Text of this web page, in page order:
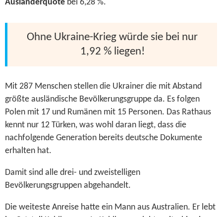
Ausländerquote bei 6,28 %.
Ohne Ukraine-Krieg würde sie bei nur
1,92 % liegen!
Mit 287 Menschen stellen die Ukrainer die mit Abstand
größte ausländische Bevölkerungsgruppe da. Es folgen
Polen mit 17 und Rumänen mit 15 Personen. Das Rathaus
kennt nur 12 Türken, was wohl daran liegt, dass die
nachfolgende Generation bereits deutsche Dokumente
erhalten hat.
Damit sind alle drei- und zweistelligen
Bevölkerungsgruppen abgehandelt.
Die weiteste Anreise hatte ein Mann aus Australien. Er lebt